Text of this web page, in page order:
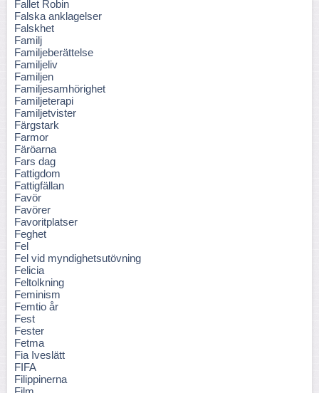
Fallet Robin
Falska anklagelser
Falskhet
Familj
Familjeberättelse
Familjeliv
Familjen
Familjesamhörighet
Familjeterapi
Familjetvister
Färgstark
Farmor
Färöarna
Fars dag
Fattigdom
Fattigfällan
Favör
Favörer
Favoritplatser
Feghet
Fel
Fel vid myndighetsutövning
Felicia
Feltolkning
Feminism
Femtio år
Fest
Fester
Fetma
Fia Iveslätt
FIFA
Filippinerna